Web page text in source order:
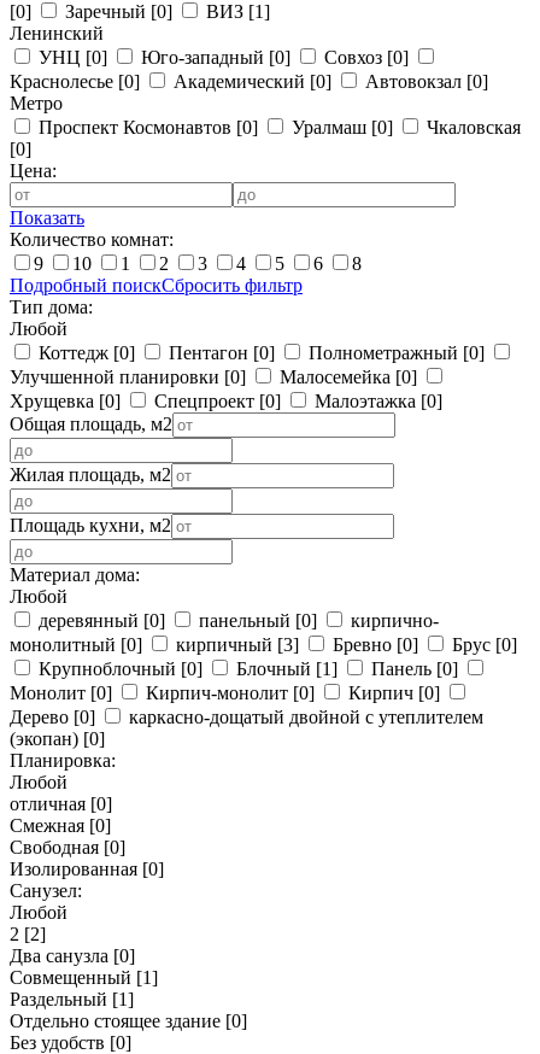
[0]
Заречный [0] ВИЗ [1]
Ленинский
УНЦ [0] Юго-западный [0] Совхоз [0]
Краснолесье [0] Академический [0] Автовокзал [0]
Метро
Проспект Космонавтов [0] Уралмаш [0]
Чкаловская
[0]
Цена:
Показать
Количество комнат:
9
10 1 2 3 4 5 6
8
Подробный поискСбросить фильтр
Тип дома:
Любой
Коттедж [0] Пентагон [0] Полнометражный [0]
Улучшенной планировки [0] Малосемейка [0]
Хрущевка [0] Спецпроект [0] Малоэтажка [0]
Общая площадь, м2
Жилая площадь, м2
Площадь кухни, м2
Материал дома:
Любой
деревянный [0] панельный [0]
кирпично-
монолитный [0] кирпичный [3] Бревно [0] Брус [0]
Крупноблочный [0] Блочный [1] Панель [0]
Монолит [0] Кирпич-монолит [0] Кирпич [0]
Дерево [0]
каркасно-дощатый двойной с утеплителем
(экопан) [0]
Планировка:
Любой
отличная [0]
Смежная [0]
Свободная [0]
Изолированная [0]
Санузел:
Любой
2 [2]
Два санузла [0]
Совмещенный [1]
Раздельный [1]
Отдельно стоящее здание [0]
Без удобств [0]